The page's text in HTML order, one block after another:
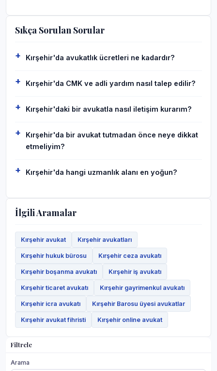
Filtrele
Arama
Sıkça Sorulan Sorular
Kırşehir'da avukatlık ücretleri ne kadardır?
Kırşehir'da CMK ve adli yardım nasıl talep edilir?
Kırşehir'daki bir avukatla nasıl iletişim kurarım?
Kırşehir'da bir avukat tutmadan önce neye dikkat
etmeliyim?
Kırşehir'da hangi uzmanlık alanı en yoğun?
İlgili Aramalar
Kırşehir avukat Kırşehir avukatları
Kırşehir hukuk bürosu Kırşehir ceza avukatı
Kırşehir boşanma avukatı Kırşehir iş avukatı
Kırşehir ticaret avukatı Kırşehir gayrimenkul avukatı
Kırşehir icra avukatı Kırşehir Barosu üyesi avukatlar
Kırşehir avukat fihristi Kırşehir online avukat